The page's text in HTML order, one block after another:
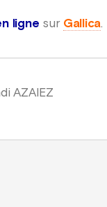
ligne sur Gallica.
AZAIEZ